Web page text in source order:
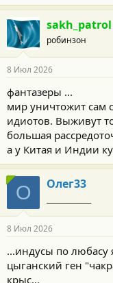
sakh_patrol
робинзон
8 Июл 2026
фантазеры ...
мир уничтожит сам
идиотов. Выживут
большая
а у Китая и Индии
О Олег33
8 Июл 2026
...индусы по любасу
цыганский ген
крыс...